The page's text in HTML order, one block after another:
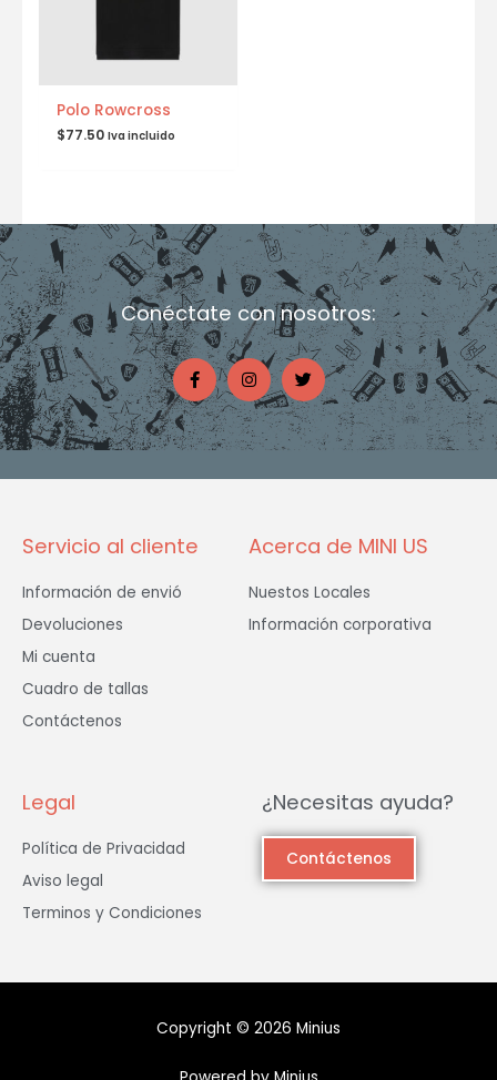
Polo Rowcross
$77.50 Iva incluido
Conéctate con nosotros:
F
a
c
e
b
o
o
I
n
s
t
a
g
r
T
w
i
t
t
e
Servicio al cliente
Información de envió
Devoluciones
Mi cuenta
Cuadro de tallas
Contáctenos
Acerca de MINI US
Nuestos Locales
Información corporativa
Legal
Política de Privacidad
Aviso legal
Terminos y Condiciones
¿Necesitas ayuda?
Contáctenos
Copyright © 2026 Minius